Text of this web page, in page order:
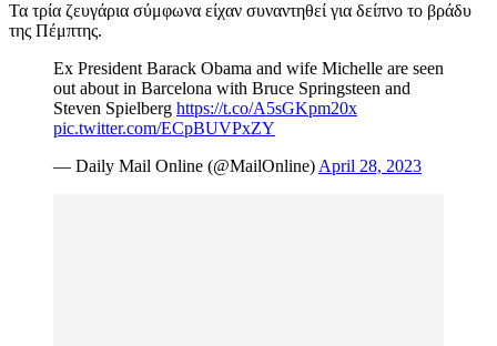
Τα τρία ζευγάρια σύμφωνα είχαν συναντηθεί για δείπνο το βράδυ
της Πέμπτης.
Ex President Barack Obama and wife Michelle are seen
out about in Barcelona with Bruce Springsteen and
Steven Spielberg https://t.co/A5sGKpm20x
pic.twitter.com/ECpBUVPxZY
— Daily Mail Online (@MailOnline) April 28, 2023